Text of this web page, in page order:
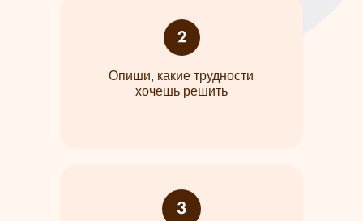
Опиши, какие трудности
хочешь решить